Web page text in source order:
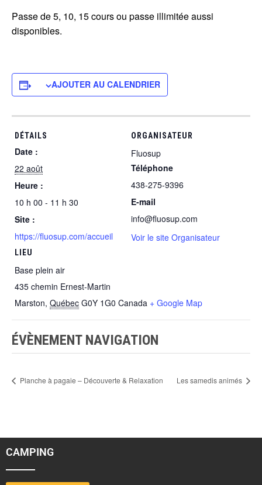
Passe de 5, 10, 15 cours ou passe illimitée aussi
disponibles.
AJOUTER AU CALENDRIER
DÉTAILS
Date :
22 août
Heure :
10 h 00 - 11 h 30
Site :
https://fluosup.com/accueil
LIEU
Base plein air
435 chemin Ernest-Martin
Marston, Québec G0Y 1G0 Canada + Google Map
ORGANISATEUR
Fluosup
Téléphone
438-275-9396
E-mail
info@fluosup.com
Voir le site Organisateur
ÉVÈNEMENT NAVIGATION
Planche à pagaie – Découverte & Relaxation Les samedis animés
CAMPING